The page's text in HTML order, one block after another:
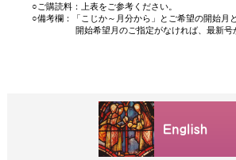
○ご購読料：上表をご参考ください。
○備考欄：「こじか～月分から」とご希望の開始月と
開始希望月のご指定がなければ、最新号から